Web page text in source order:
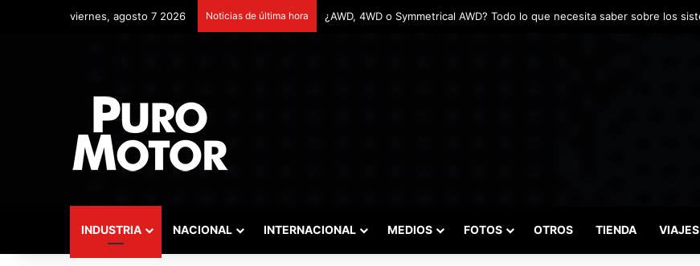
viernes, agosto 7 2026 Noticias de última hora Remontadas marcaron el inicio del Campeonato de Invierno de Kartismo
INDUSTRIA NACIONAL INTERNACIONAL MEDIOS FOTOS OTROS TIENDA VIAJES